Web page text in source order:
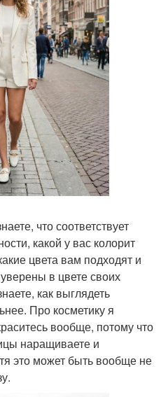
что соответствует
какой у вас колорит
цвета вам подходят и
уверены в цвете своих
как выглядеть
Про косметику я
вообще, потому что
наращиваете и
это может быть вообще не